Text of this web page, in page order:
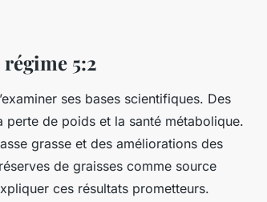
5:2
ses bases scientifiques. Des
de poids et la santé métabolique.
grasse et des améliorations des
de graisses comme source
ces résultats prometteurs.